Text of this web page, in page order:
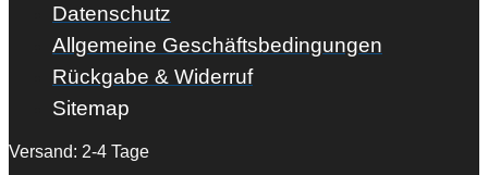
Datenschutz
Allgemeine Geschäftsbedingungen
Rückgabe & Widerruf
Sitemap
Versand: 2-4 Tage